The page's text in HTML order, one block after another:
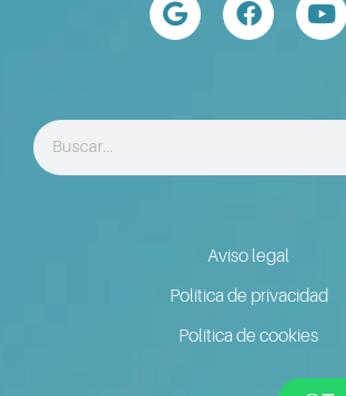
Aviso legal
Política de privacidad
Política de cookies